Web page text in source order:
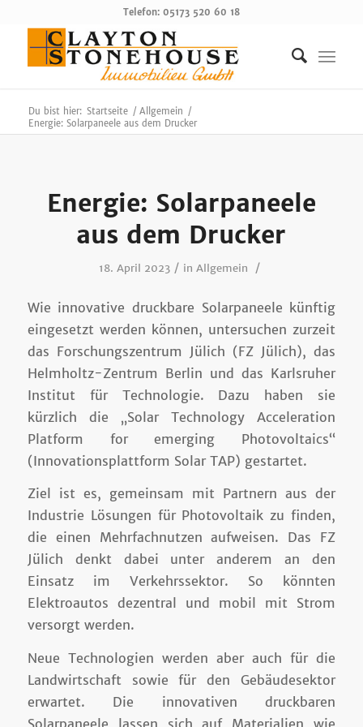
Telefon: 05173 520 60 18
Du bist hier: Startseite / Allgemein /
Energie: Solarpaneele aus dem Drucker
Energie: Solarpaneele
aus dem Drucker
18. April 2023 / in Allgemein /
Wie innovative druckbare Solarpaneele künftig
eingesetzt werden können, untersuchen zurzeit
das Forschungszentrum Jülich (FZ Jülich), das
Helmholtz-Zentrum Berlin und das Karlsruher
Institut für Technologie. Dazu haben sie
kürzlich die „Solar Technology Acceleration
Platform for emerging Photovoltaics“
(Innovationsplattform Solar TAP) gestartet.
Ziel ist es, gemeinsam mit Partnern aus der
Industrie Lösungen für Photovoltaik zu finden,
die einen Mehrfachnutzen aufweisen. Das FZ
Jülich denkt dabei unter anderem an den
Einsatz im Verkehrssektor. So könnten
Elektroautos dezentral und mobil mit Strom
versorgt werden.
Neue Technologien werden aber auch für die
Landwirtschaft sowie für den Gebäudesektor
erwartet. Die innovativen druckbaren